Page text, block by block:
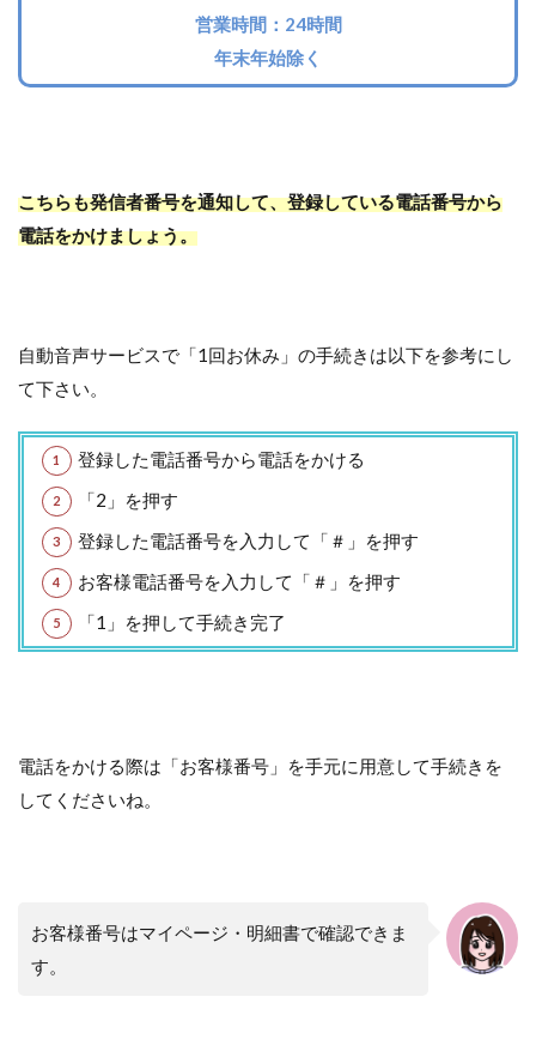
営業時間：24時間
年末年始除く
こちらも発信者番号を通知して、登録している電話番号から
電話をかけましょう。
自動音声サービスで「1回お休み」の手続きは以下を参考にし
て下さい。
登録した電話番号から電話をかける
「2」を押す
登録した電話番号を入力して「＃」を押す
お客様電話番号を入力して「＃」を押す
「1」を押して手続き完了
電話をかける際は「お客様番号」を手元に用意して手続きを
してくださいね。
お客様番号はマイページ・明細書で確認できま
す。